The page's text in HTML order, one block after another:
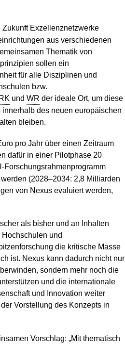
Exzellenznetzwerke
aus verschiedenen
Thematik von
sollen ein
für alle Disziplinen und
bzw.
und WR der ideale Ort, um diese
des neuen europäischen
bleiben.
pro Jahr über einen Zeitraum
dafür in einer Pilotphase 20
-Forschungsrahmenprogramm
(2028–2034: 2,8 Milliarden
von Nexus evaluiert werden,
als bisher und an Inhalten
und
die kritische Masse
ist. Nexus kann dadurch nicht nur
sondern mehr noch die
und die internationale
und Innovation weiter
der Vorstellung des Konzepts in
Vorschlag: „Mit thematisch